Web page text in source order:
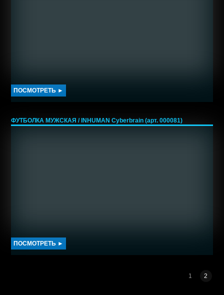
ПОСМОТРЕТЬ ►
ФУТБОЛКА МУЖСКАЯ / INHUMAN Cyberbrain (арт. 000081)
ПОСМОТРЕТЬ ►
1 2